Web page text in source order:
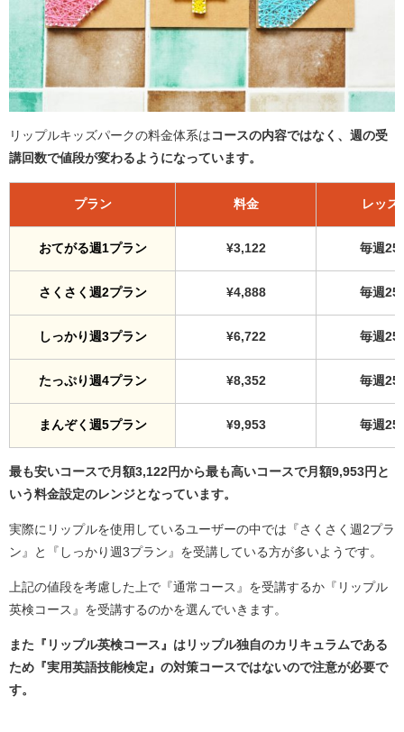
リップルキッズパークの料金体系は コースの内容ではなく、週の受
講回数で値段が変わるようになっています。
プラン 料金 レッス
おてがる週1プラン ¥3,122 毎週25
さくさく週2プラン ¥4,888 毎週25
しっかり週3プラン ¥6,722 毎週25
たっぷり週4プラン ¥8,352 毎週25
まんぞく週5プラン ¥9,953 毎週25
最も安いコースで月額3,122円から最も高いコースで月額9,953円と
いう料金設定のレンジとなっています。
実際にリップルを使用しているユーザーの中では『さくさく週2プラ
ン』と『しっかり週3プラン』を受講している方が多いようです。
上記の値段を考慮した上で『通常コース』を受講するか『リップル
英検コース』を受講するのかを選んでいきます。
また『リップル英検コース』はリップル独自のカリキュラムである
ため『実用英語技能検定』の対策コースではないので注意が必要で
す。